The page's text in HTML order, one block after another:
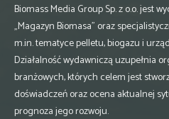
Biomass Media Group Sp. z o.o. jest
„Magazyn Biomasa” oraz
m.in. tematyce pelletu, biogazu i
Działalność wydawniczą uzupełnia
branżowych, których celem jest
doświadczeń oraz ocena aktualnej
prognoza jego rozwoju.